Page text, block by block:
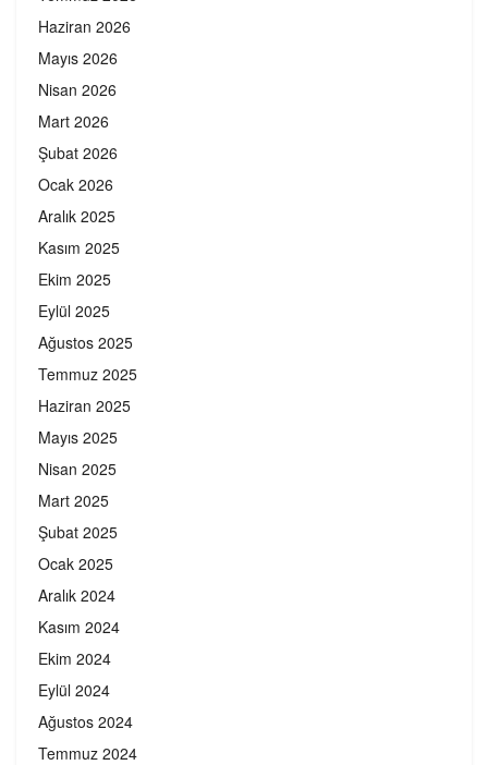
Haziran 2026
Mayıs 2026
Nisan 2026
Mart 2026
Şubat 2026
Ocak 2026
Aralık 2025
Kasım 2025
Ekim 2025
Eylül 2025
Ağustos 2025
Temmuz 2025
Haziran 2025
Mayıs 2025
Nisan 2025
Mart 2025
Şubat 2025
Ocak 2025
Aralık 2024
Kasım 2024
Ekim 2024
Eylül 2024
Ağustos 2024
Temmuz 2024